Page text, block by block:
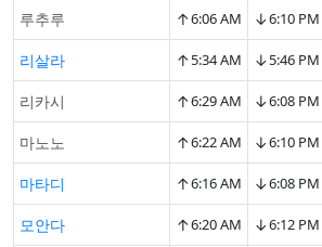
루추루 ↑6:06 AM ↓6:10 PM
리살라 ↑5:34 AM ↓5:46 PM
리카시 ↑6:29 AM ↓6:08 PM
마노노 ↑6:22 AM ↓6:10 PM
마타디 ↑6:16 AM ↓6:08 PM
모안다 ↑6:20 AM ↓6:12 PM